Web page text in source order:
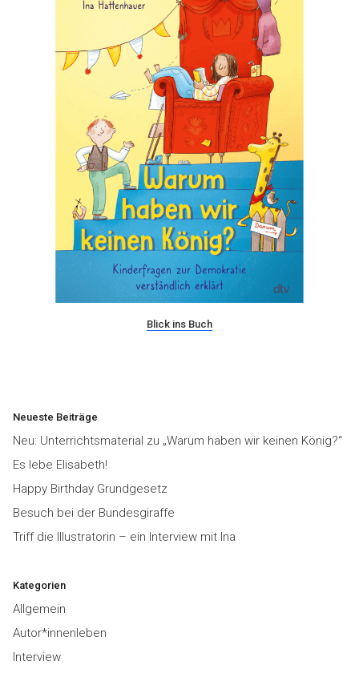
Blick ins Buch
Neueste Beiträge
Neu: Unterrichtsmaterial zu „Warum haben wir keinen König?“
Es lebe Elisabeth!
Happy Birthday Grundgesetz
Besuch bei der Bundesgiraffe
Triff die Illustratorin – ein Interview mit Ina
Kategorien
Allgemein
Autor*innenleben
Interview